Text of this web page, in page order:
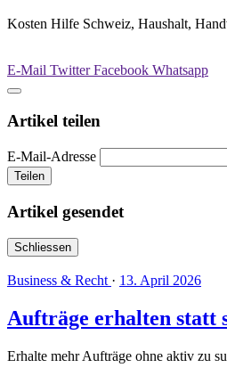
Kosten Hilfe Schweiz, Haushalt,
E-Mail TwitterFacebook Whatsapp
Artikel teilen
E-Mail-Adresse
Teilen
Artikel gesendet
Schliessen
Business & Recht · 13. April 2026
Aufträge erhalten statt
Erhalte mehr Aufträge ohne aktiv zu